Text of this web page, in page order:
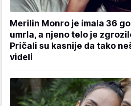
Merilin Monro je imala 36
umrla, a njeno telo je
Pričali su kasnije da tako
videli